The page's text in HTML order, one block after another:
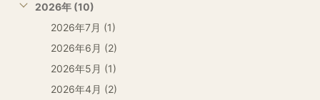
2026年 (10)
2026年7月 (1)
2026年6月 (2)
2026年5月 (1)
2026年4月 (2)